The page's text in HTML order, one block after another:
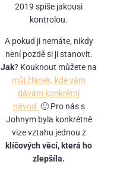
2019 spíše jakousi
kontrolou.
A pokud ji nemáte, nikdy
není pozdě si ji stanovit.
Jak? Kouknout můžete na
můj článek, kde vám
dávám konkrétní
návod. 🙂 Pro nás s
Johnym byla konkrétně
vize vztahu jednou z
klíčových věcí, která ho
zlepšíla.